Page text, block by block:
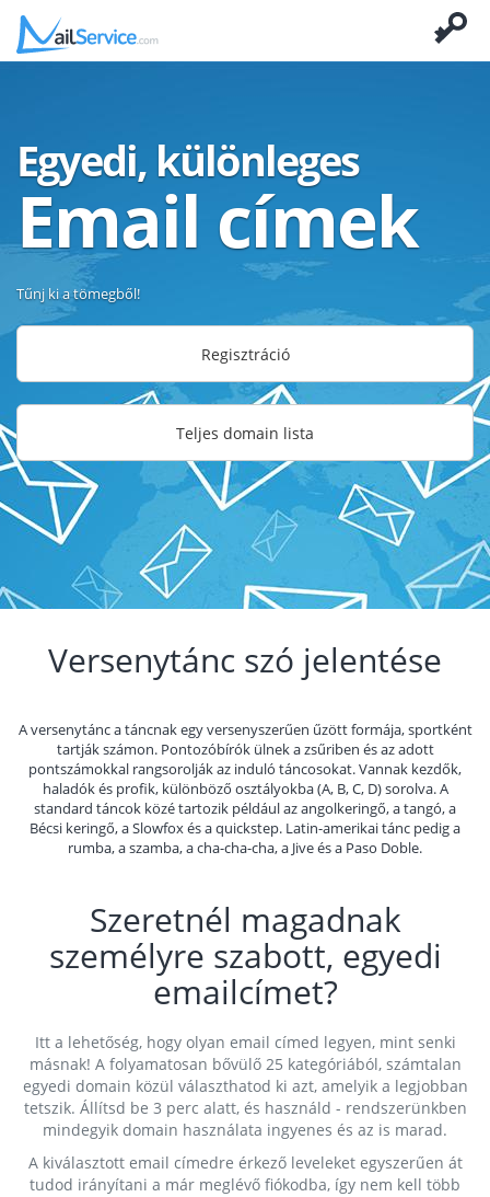
Egyedi, különleges
Email címek
Tűnj ki a tömegből!
Regisztráció
Teljes domain lista
Versenytánc szó jelentése
A versenytánc a táncnak egy versenyszerűen űzött formája, sportként
tartják számon. Pontozóbírók ülnek a zsűriben és az adott
pontszámokkal rangsorolják az induló táncosokat. Vannak kezdők,
haladók és profik, különböző osztályokba (A, B, C, D) sorolva. A
standard táncok közé tartozik például az angolkeringő, a tangó, a
Bécsi keringő, a Slowfox és a quickstep. Latin-amerikai tánc pedig a
rumba, a szamba, a cha-cha-cha, a Jive és a Paso Doble.
Szeretnél magadnak
személyre szabott, egyedi
emailcímet?
Itt a lehetőség, hogy olyan email címed legyen, mint senki
másnak! A folyamatosan bővülő 25 kategóriából, számtalan
egyedi domain közül választhatod ki azt, amelyik a legjobban
tetszik. Állítsd be 3 perc alatt, és használd - rendszerünkben
mindegyik domain használata ingyenes és az is marad.
A kiválasztott email címedre érkező leveleket egyszerűen át
tudod irányítani a már meglévő fiókodba, így nem kell több